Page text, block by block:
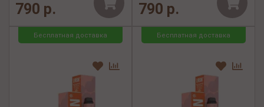
790 р. 790 р.
Бесплатная доставка Бесплатная доставка